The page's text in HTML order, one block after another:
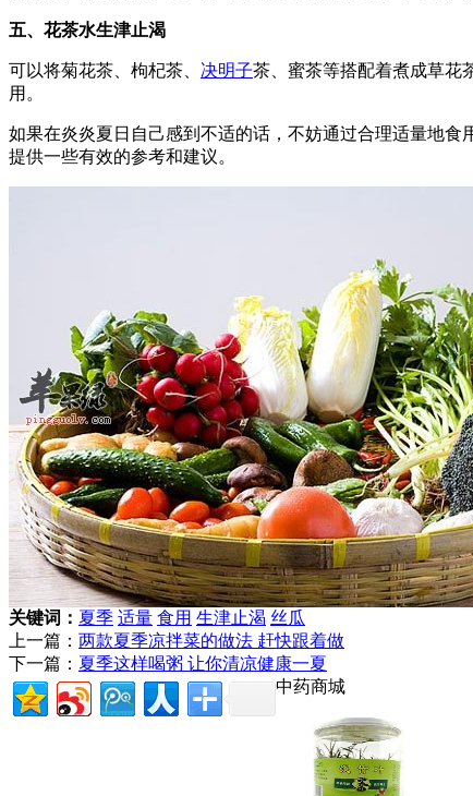
五、花茶水生津止渴
可以将菊花茶、枸杞茶、 决明子茶、蜜茶等搭配着煮成草花
用。
如果在炎炎夏日自己感到不适的话，不妨通过合理适量地
提供一些有效的参考和建议。
关键词： 夏季 适量 食用 生津止渴 丝瓜
上一篇： 两款夏季凉拌菜的做法 赶快跟着做
下一篇： 夏季这样喝粥 让你清凉健康一夏
中药商城